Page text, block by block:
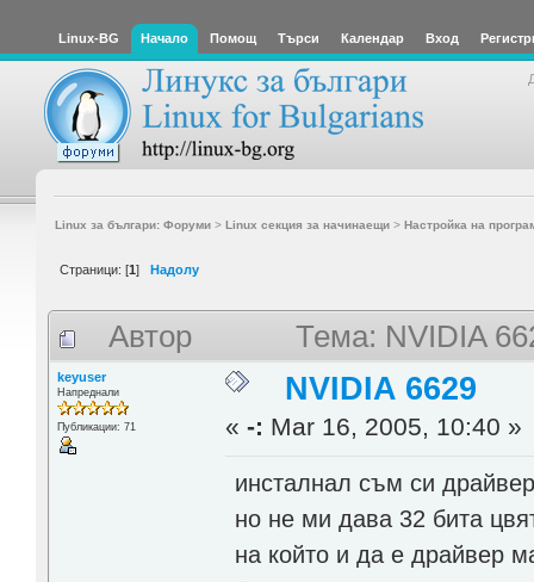
Linux-BG Начало Помощ Търси Календар Вход
Linux за българи: Форуми> Linux секция за начинаещи> Настройка на
Страници: [1] Надолу
Автор Тема: NVIDIA
keyuser
Напреднали
Публикации: 71
NVIDIA 6629
«-: Mar 16, 2005, 10:40 »
инсталнал съм си
но не ми дава 32 бита
на който и да е драйвер